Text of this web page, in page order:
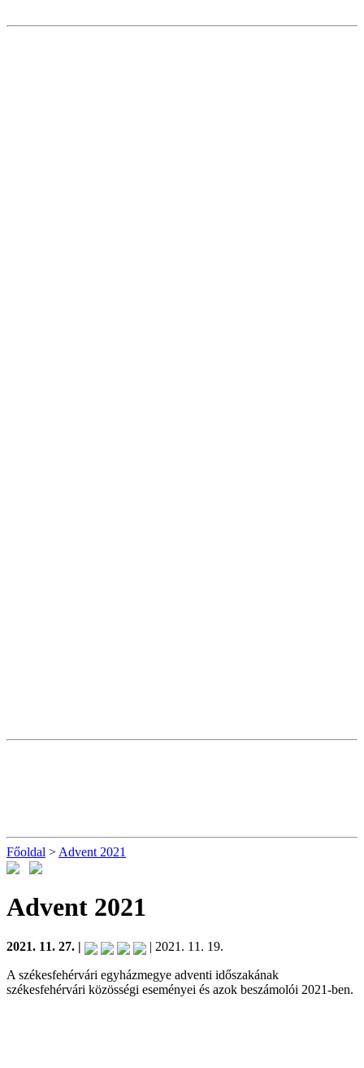
Főoldal > Advent 2021
Advent 2021
2021. 11. 27. | | 2021. 11. 19.
A székesfehérvári egyházmegye adventi időszakának
székesfehérvári közösségi eseményei és azok beszámolói 2021-ben.